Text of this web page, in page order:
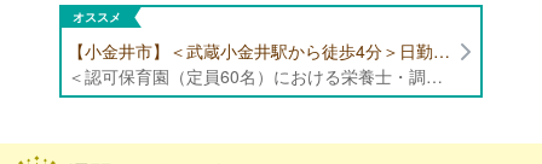
オススメ
【小金井市】＜武蔵小金井駅から徒歩4分＞日勤帯勤務のみ/日曜日・祝日休み/年間休日125日以上/福利厚生充実/認可保育園（定員60名）にて栄養士・調理師の募集！
＜認可保育園（定員60名）における栄養士・調理師業務全般＞ ・下処理 ・調理、盛り付け、片付け ・離乳食、アレルギー対応 ・その他付随する業務 ※献立作成業務はありません ※定員:60名（0歳児6名、1歳児8名、2歳児10名、3歳-5歳児各12名） ※専門卒以上の方（高卒の方は不可）